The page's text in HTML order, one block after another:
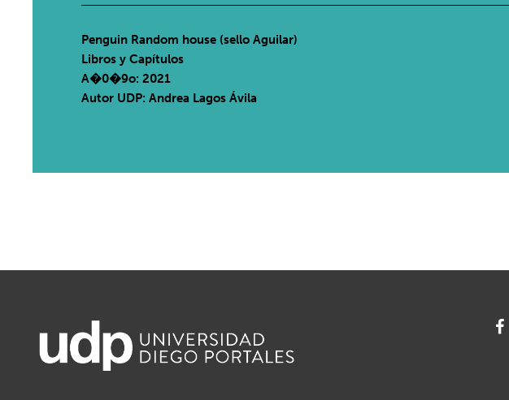
Penguin Random house (sello Aguilar)
Libros y Capítulos
A�0�9o: 2021
Autor UDP:Andrea Lagos Ávila